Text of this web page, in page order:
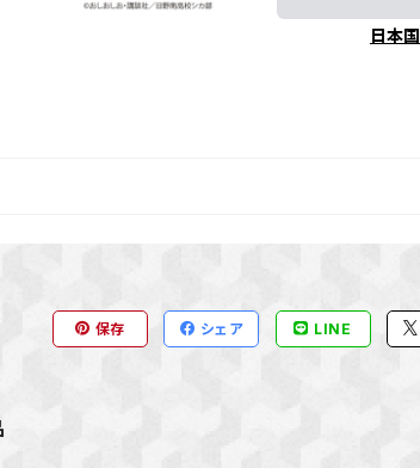
日本
保存 シェア LINE